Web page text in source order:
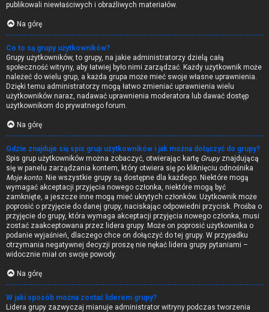
publikowali niewłaściwych i obraźliwych materiałów.
Na górę
Co to są grupy użytkowników?
Grupy użytkowników, to grupy, na jakie administratorzy dzielą całą
społeczność witryny, aby łatwiej było nimi zarządzać. Każdy użytkownik może
należeć do wielu grup, a każda grupa może mieć swoje własne uprawnienia.
Dzięki temu administratorzy mogą łatwo zmieniać uprawnienia wielu
użytkowników naraz, nadawać uprawnienia moderatora lub dawać dostęp
użytkownikom do prywatnego forum.
Na górę
Gdzie znajduje się spis grup użytkowników i jak można dołączyć do grupy?
Spis grup użytkowników można zobaczyć, otwierając kartę Grupyznajdującą
się w panelu zarządzania kontem, który otwiera się po kliknięciu odnośnika
Moje konto. Nie wszystkie grupy są dostępne dla każdego. Niektóre mogą
wymagać akceptacji przyjęcia nowego członka, niektóre mogą być
zamknięte, a jeszcze inne mogą mieć ukrytych członków. Użytkownik może
poprosić o przyjęcie do danej grupy, naciskając odpowiedni przycisk. Prośba o
przyjęcie do grupy, która wymaga akceptacji przyjęcia nowego członka, musi
zostać zaakceptowana przez lidera grupy. Może on poprosić użytkownika o
podanie wyjaśnień, dlaczego chce on dołączyć do tej grupy. W przypadku
otrzymania negatywnej decyzji proszę nie nękać lidera grupy pytaniami –
widocznie miał on swoje powody.
Na górę
W jaki sposób można zostać liderem grupy?
Lidera grupy zazwyczaj mianuje administrator witryny podczas tworzenia